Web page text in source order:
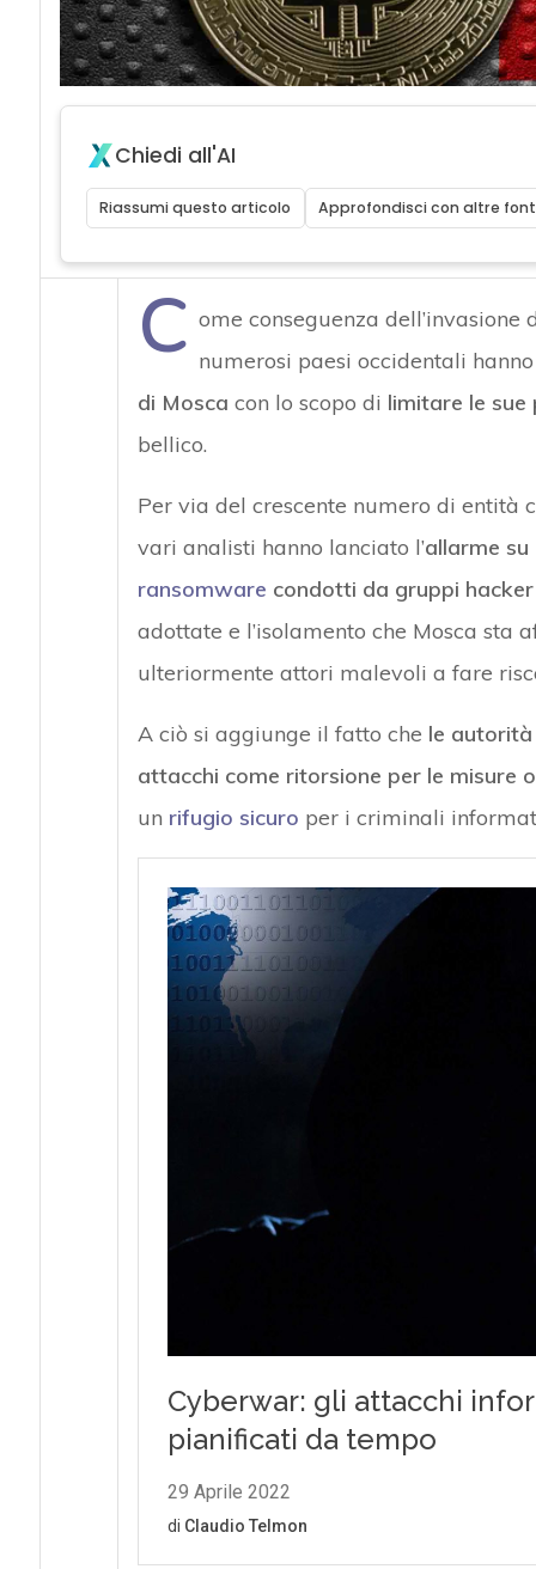
Chiedi all'AI
Riassumi questo articolo Approfondisci con altre
C ome conseguenza
numerosi paesi occidentali
di Mosca con lo scopo di limitare le
bellico.
Per via del crescente numero di entità
vari analisti hanno lanciato l’allarme
ransomware condotti da gruppi
adottate e l’isolamento che Mosca sta
ulteriormente attori malevoli a fare
A ciò si aggiunge il fatto che le
attacchi come ritorsione per le misure
un rifugio sicuro per i criminali